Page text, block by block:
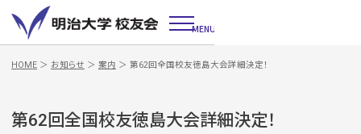
MENU
HOME ＞ お知らせ ＞ 案内 ＞ 第62回全国校友徳島大会詳細決定！
第62回全国校友徳島大会詳細決定！